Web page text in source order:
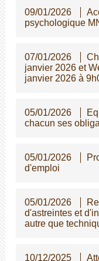
09/01/2026
psychologique
07/01/2026
janvier 2026 et
janvier 2026 à
05/01/2026
chacun ses
05/01/2026
d'emploi
05/01/2026
d'astreintes et
autre que
10/12/2025